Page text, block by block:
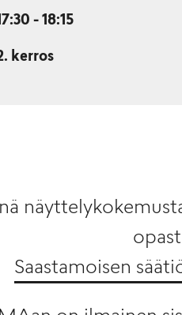
- 18:15
kerros
Saastamoisen